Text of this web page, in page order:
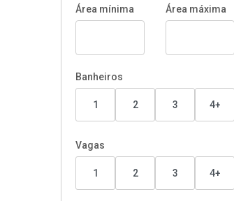
Área mínima Área máxima
Banheiros
1 2 3 4+
Vagas
1 2 3 4+